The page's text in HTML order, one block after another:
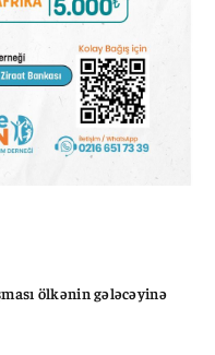
ölkənin gələcəyinə